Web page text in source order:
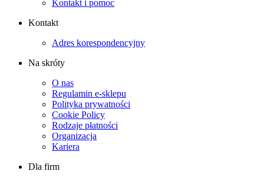
Kontakt i pomoc
Kontakt
Adres korespondencyjny
Na skróty
O nas
Regulamin e-sklepu
Polityka prywatności
Cookie Policy
Rodzaje płatności
Organizacja
Kariera
Dla firm